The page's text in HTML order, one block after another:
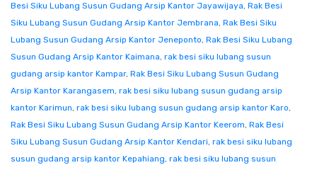
Besi Siku Lubang Susun Gudang Arsip Kantor Jayawijaya, Rak Besi
Siku Lubang Susun Gudang Arsip Kantor Jembrana, Rak Besi Siku
Lubang Susun Gudang Arsip Kantor Jeneponto, Rak Besi Siku Lubang
Susun Gudang Arsip Kantor Kaimana, rak besi siku lubang susun
gudang arsip kantor Kampar, Rak Besi Siku Lubang Susun Gudang
Arsip Kantor Karangasem, rak besi siku lubang susun gudang arsip
kantor Karimun, rak besi siku lubang susun gudang arsip kantor Karo,
Rak Besi Siku Lubang Susun Gudang Arsip Kantor Keerom, Rak Besi
Siku Lubang Susun Gudang Arsip Kantor Kendari, rak besi siku lubang
susun gudang arsip kantor Kepahiang, rak besi siku lubang susun